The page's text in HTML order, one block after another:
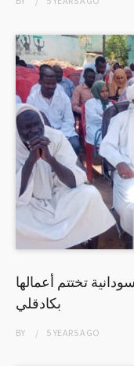
تختتم أعمالها
بكادقلي
BY 5 YEARSAGO